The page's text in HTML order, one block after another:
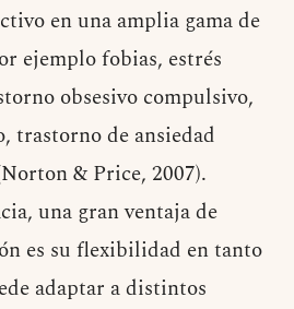
en una amplia gama de
ejemplo fobias, estrés
obsesivo compulsivo,
trastorno de ansiedad
& Price, 2007).
una gran ventaja de
es su flexibilidad en tanto
adaptar a distintos